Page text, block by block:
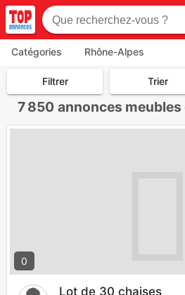
Catégories Rhône-Alpes
Filtrer Trier
7 850 annonces
0
Lot de 30 chaises